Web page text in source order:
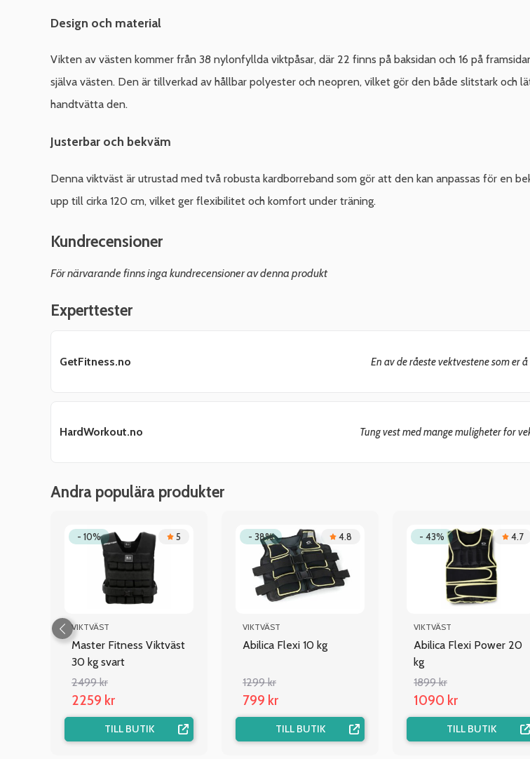
Design och material
Vikten av västen kommer från 38 nylonfyllda viktpåsar, där 22 finns på baksidan och 16 på
själva västen. Den är tillverkad av hållbar polyester och neopren, vilket gör den både slitstark
handtvätta den.
Justerbar och bekväm
Denna viktväst är utrustad med två robusta kardborreband som gör att den kan anpassas för en
upp till cirka 120 cm, vilket ger flexibilitet och komfort under träning.
Kundrecensioner
För närvarande finns inga kundrecensioner av denna produkt
Experttester
GetFitness.no En av de råeste vektvestene som er
HardWorkout.no Tung vest med mange muligheter for
Andra populära produkter
- 10% 5
VIKTVÄST
Master Fitness Viktväst
30 kg svart
2499 kr
2259 kr
TILL BUTIK
- 38% 4.8
VIKTVÄST
Abilica Flexi 10 kg
1299 kr
799 kr
TILL BUTIK
- 43% 4.7
VIKTVÄST
Abilica Flexi Power 20
kg
1899 kr
1090 kr
TILL BUTIK